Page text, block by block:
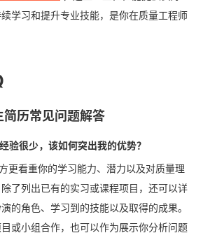
学习和提升专业技能，是你在质量工程师
历常见问题解答
验很少，该如何突出我的优势？
更看重你的学习能力、潜力以及对质量理
了列出已有的实习或课程项目，还可以详
的角色、学习到的技能以及取得的成果。
或小组合作，也可以作为展示你分析问题